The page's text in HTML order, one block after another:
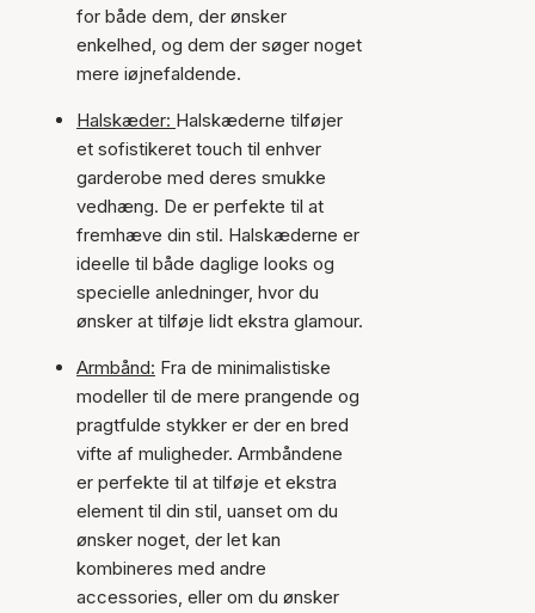
for både dem, der ønsker
enkelhed, og dem der søger noget
mere iøjnefaldende.
Halskæder: Halskæderne tilføjer
et sofistikeret touch til enhver
garderobe med deres smukke
vedhæng. De er perfekte til at
fremhæve din stil. Halskæderne er
ideelle til både daglige looks og
specielle anledninger, hvor du
ønsker at tilføje lidt ekstra glamour.
Armbånd: Fra de minimalistiske
modeller til de mere prangende og
pragtfulde stykker er der en bred
vifte af muligheder. Armbåndene
er perfekte til at tilføje et ekstra
element til din stil, uanset om du
ønsker noget, der let kan
kombineres med andre
accessories, eller om du ønsker